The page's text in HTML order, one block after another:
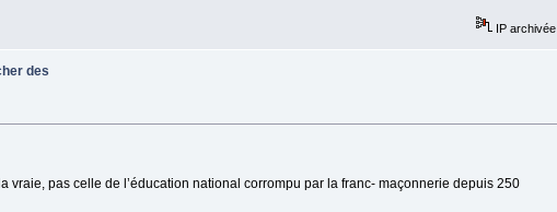
IP archivée
des
vraie, pas celle de l’éducation national corrompu par la franc- maçonnerie depuis 250